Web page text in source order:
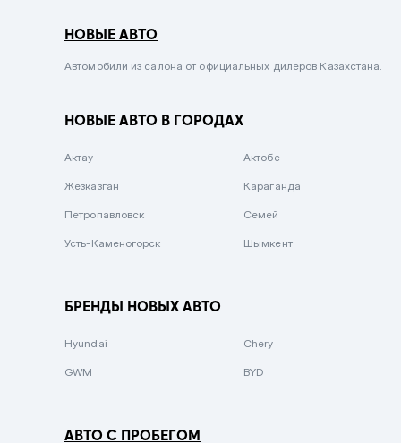
Сиреневый металлик
Вишневый
Зеленый металлик
НОВЫЕ АВТО
Автомобили из салона от официальных дилеров Казахстана.
НОВЫЕ АВТО В ГОРОДАХ
Актау Актобе
Жезказган Караганда
Петропавловск Семей
Усть-Каменогорск Шымкент
БРЕНДЫ НОВЫХ АВТО
Hyundai Chery
GWM BYD
АВТО С ПРОБЕГОМ